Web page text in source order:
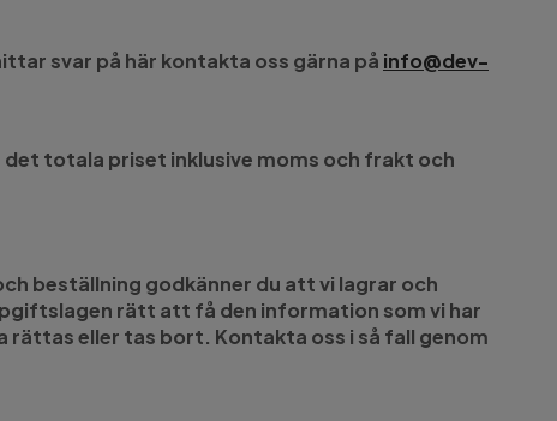
svar på här kontakta oss gärna på info@dev-
det totala priset inklusive moms och frakt och
beställning godkänner du att vi lagrar och
rätt att få den information som vi har
eller tas bort. Kontakta oss i så fall genom